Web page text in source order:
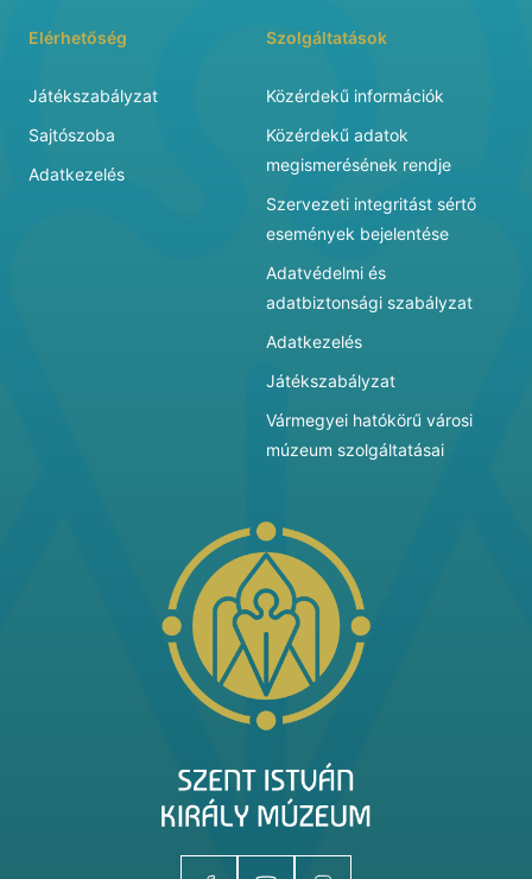
Elérhetőség
Játékszabályzat
Sajtószoba
Adatkezelés
Szolgáltatások
Közérdekű információk
Közérdekű adatok
megismerésének rendje
Szervezeti integritást sértő
események bejelentése
Adatvédelmi és
adatbiztonsági szabályzat
Adatkezelés
Játékszabályzat
Vármegyei hatókörű városi
múzeum szolgáltatásai